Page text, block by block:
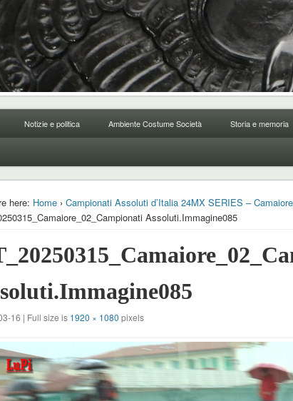
Notizie e politica Ambiente Costume Società Storia e memoria
here: Home› Campionati Assoluti d’Italia 24MX SERIES –
Assoluti.Immagine085
16 | Full size is 1920 × 1080 pixels